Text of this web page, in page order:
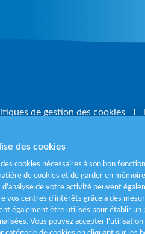
de gestion des cookies
Pour votre santé,
des cookies
cookies nécessaires à son bon
de cookies et de garder en
d’analyse de votre activité peuvent
vos centres d'intérêts grâce à des
également être utilisés pour établir
Vous pouvez accepter